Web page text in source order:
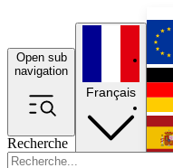
Open sub
navigation
Recherche
Français